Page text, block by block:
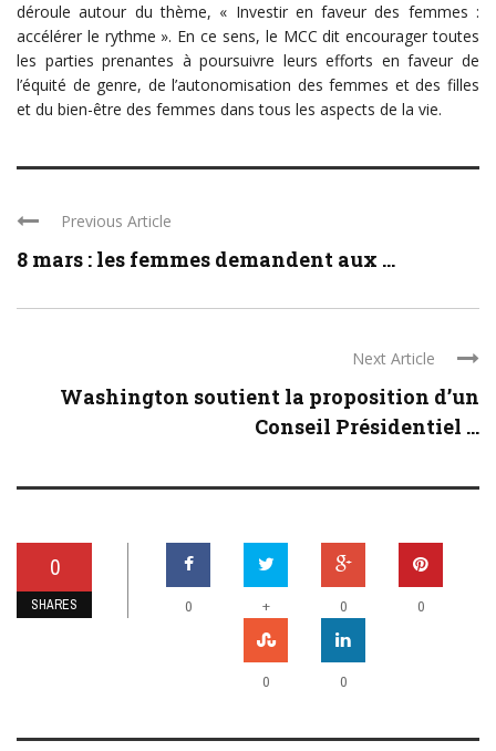
déroule autour du thème, « Investir en faveur des femmes :
accélérer le rythme ». En ce sens, le MCC dit encourager toutes
les parties prenantes à poursuivre leurs efforts en faveur de
l’équité de genre, de l’autonomisation des femmes et des filles
et du bien-être des femmes dans tous les aspects de la vie.
Previous Article
8 mars : les femmes demandent aux ...
Next Article
Washington soutient la proposition d’un
Conseil Présidentiel ...
0
SHARES 0 + 0 0
0 0